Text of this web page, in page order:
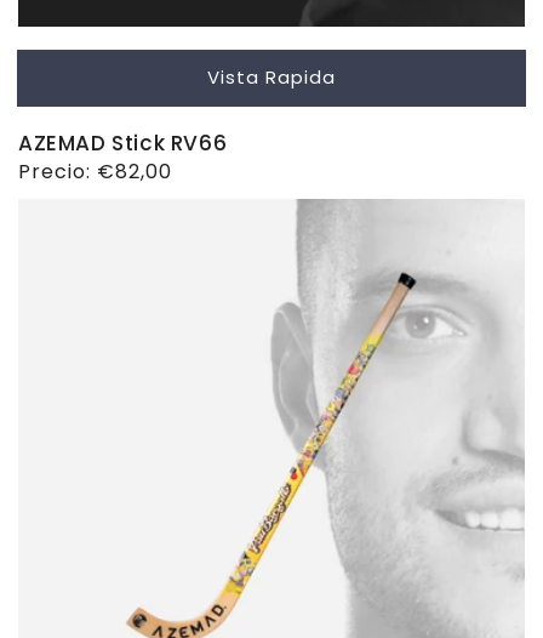
Vista Rapida
AZEMAD Stick RV66
Precio
Precio: €82,00